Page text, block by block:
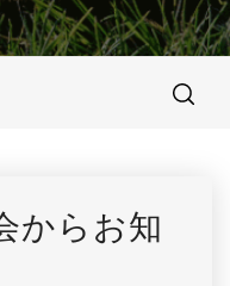
からお知